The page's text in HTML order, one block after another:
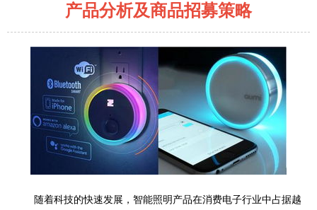
产品分析及商品招募策略
随着科技的快速发展，智能照明产品在消费电子行业中占据越